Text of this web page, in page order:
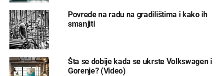
Povrede na radu na gradilištima i kako ih
smanjiti
Šta se dobije kada se ukrste Volkswagen i
Gorenje? (Video)